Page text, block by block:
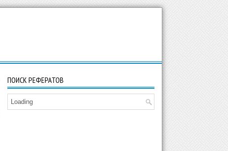
ПОИСК РЕФЕРАТОВ
Loading